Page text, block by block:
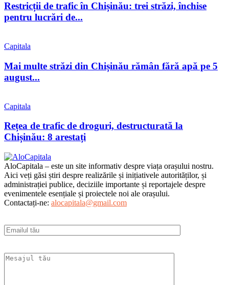
Restricții de trafic în Chișinău: trei străzi, închise
pentru lucrări de...
Capitala
Mai multe străzi din Chișinău rămân fără apă pe 5
august...
Capitala
Rețea de trafic de droguri, destructurată la
Chișinău: 8 arestați
AloCapitala – este un site informativ despre viața orașului nostru.
Aici veți găsi știri despre realizările și inițiativele autorităților, și
administrației publice, deciziile importante și reportajele despre
evenimentele esențiale și proiectele noi ale orașului.
Contactați-ne: alocapitala@gmail.com